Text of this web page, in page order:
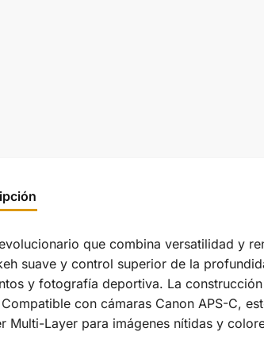
que combina versatilidad y
suave y control superior de la
y fotografía deportiva. La construcción
con cámaras Canon APS-C,
Layer para imágenes nítidas y